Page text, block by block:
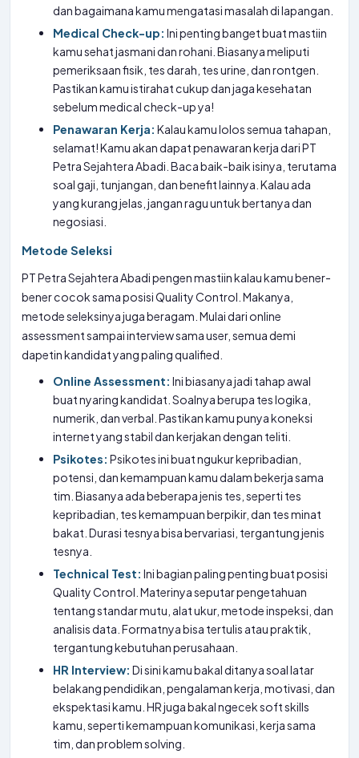
dan bagaimana kamu mengatasi masalah di lapangan.
Medical Check-up: Ini penting banget buat mastiin
kamu sehat jasmani dan rohani. Biasanya meliputi
pemeriksaan fisik, tes darah, tes urine, dan rontgen.
Pastikan kamu istirahat cukup dan jaga kesehatan
sebelum medical check-up ya!
Penawaran Kerja: Kalau kamu lolos semua tahapan,
selamat! Kamu akan dapat penawaran kerja dari PT
Petra Sejahtera Abadi. Baca baik-baik isinya, terutama
soal gaji, tunjangan, dan benefit lainnya. Kalau ada
yang kurang jelas, jangan ragu untuk bertanya dan
negosiasi.
Metode Seleksi
PT Petra Sejahtera Abadi pengen mastiin kalau kamu bener-
bener cocok sama posisi Quality Control. Makanya,
metode seleksinya juga beragam. Mulai dari online
assessment sampai interview sama user, semua demi
dapetin kandidat yang paling qualified.
Online Assessment: Ini biasanya jadi tahap awal
buat nyaring kandidat. Soalnya berupa tes logika,
numerik, dan verbal. Pastikan kamu punya koneksi
internet yang stabil dan kerjakan dengan teliti.
Psikotes: Psikotes ini buat ngukur kepribadian,
potensi, dan kemampuan kamu dalam bekerja sama
tim. Biasanya ada beberapa jenis tes, seperti tes
kepribadian, tes kemampuan berpikir, dan tes minat
bakat. Durasi tesnya bisa bervariasi, tergantung jenis
tesnya.
Technical Test: Ini bagian paling penting buat posisi
Quality Control. Materinya seputar pengetahuan
tentang standar mutu, alat ukur, metode inspeksi, dan
analisis data. Formatnya bisa tertulis atau praktik,
tergantung kebutuhan perusahaan.
HR Interview: Di sini kamu bakal ditanya soal latar
belakang pendidikan, pengalaman kerja, motivasi, dan
ekspektasi kamu. HR juga bakal ngecek soft skills
kamu, seperti kemampuan komunikasi, kerja sama
tim, dan problem solving.